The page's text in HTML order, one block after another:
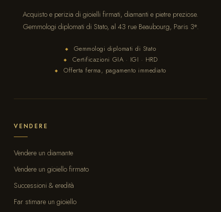
Acquisto e perizia di gioielli firmati, diamanti e pietre preziose.
Gemmologi diplomati di Stato, al 43 rue Beaubourg, Paris 3ᵉ.
◆ Gemmologi diplomati di Stato
◆ Certificazioni GIA · IGI · HRD
◆ Offerta ferma, pagamento immediato
VENDERE
Vendere un diamante
Vendere un gioiello firmato
Successioni & eredità
Far stimare un gioiello